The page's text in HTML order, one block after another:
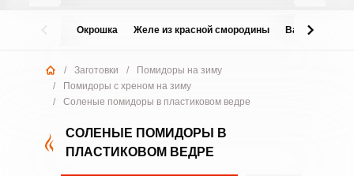
Окрошка Желе из красной смородины Варенье из
/ Заготовки /
Помидоры на зиму
/
Помидоры с хреном на зиму
/
Соленые помидоры в пластиковом ведре
СОЛЕНЫЕ ПОМИДОРЫ В
ПЛАСТИКОВОМ ВЕДРЕ